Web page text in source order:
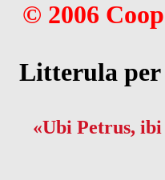
© 2006
Litterula
«Ubi Petrus,